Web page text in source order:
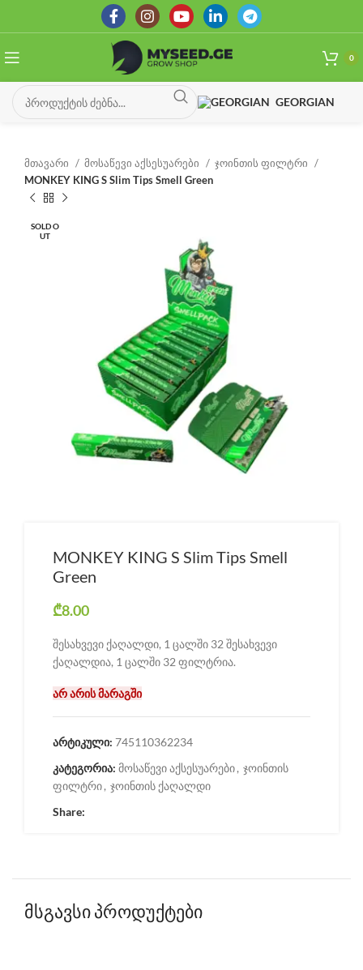
0
GEORGIAN
მთავარი მოსაწევი აქსესუარები
ჯოინთის ფილტრი
MONKEY KING S Slim Tips Smell Green
SOLD O
UT
MONKEY KING S Slim Tips Smell
Green
₾8.00
შესახვევი ქაღალდი, 1 ცალში 32 შესახვევი
ქაღალდია, 1 ცალში 32 ფილტრია.
არ არის მარაგში
არტიკული: 745110362234
კატეგორია: მოსაწევი აქსესუარები, ჯოინთის
ფილტრი, ჯოინთის ქაღალდი
Share:
მსგავსი პროდუქტები